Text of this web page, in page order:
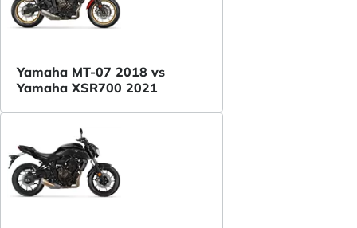
Yamaha MT-07 2018 vs
Yamaha XSR700 2021